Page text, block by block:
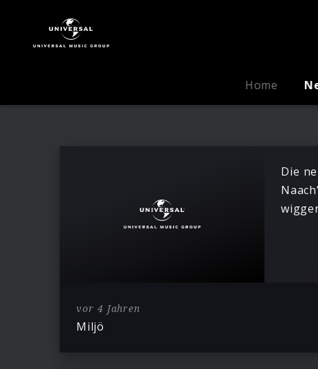
Home
Die
vor 4 Jahren
Miljö